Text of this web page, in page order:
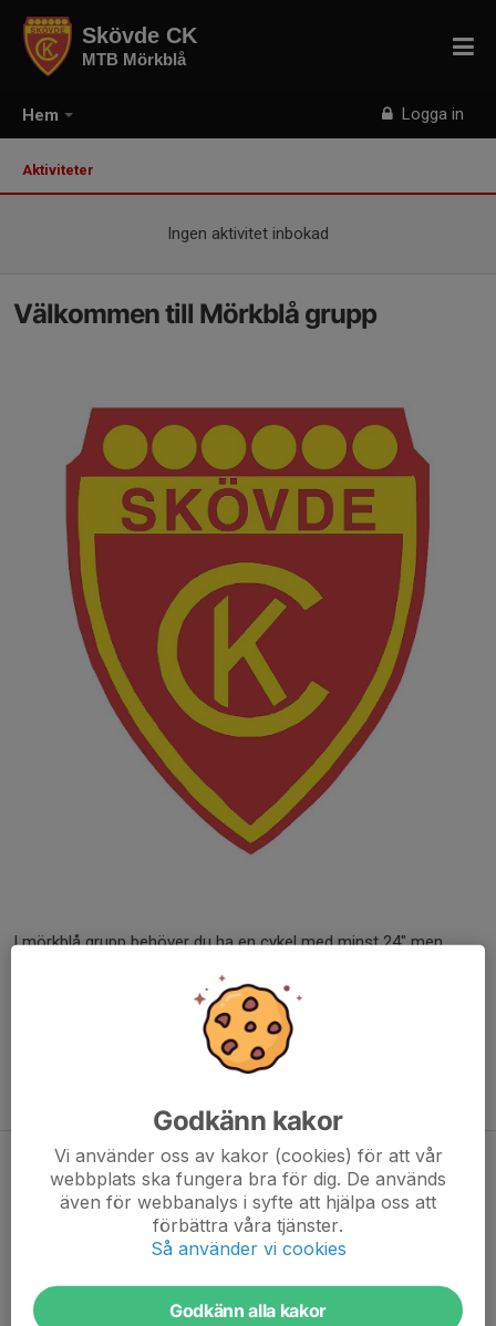
Hem Logga in
Skövde CK
MTB Mörkblå
Aktiviteter
Ingen aktivitet inbokad
Välkommen till Mörkblå grupp
I mörkblå grupp behöver du ha en cykel med minst 24" men
förutsättningar. Vi har fokus på att under lekfulla former lära
oss växling, bromsteknik och teknikövningar för att bli en mer
säker MTB-cyklist. I mörkblå grupp börjar vi göra längre turer på
stigarna rumt Billingens fritidsområde.
Nya ledare
11 aug 2024
1 kommentar
Nu är det dags att starta upp höstsäsongen och på tisdag kör vi!
Godkänn kakor
Vi använder oss av kakor (cookies) för att vår
webbplats ska fungera bra för dig. De används
även för webbanalys i syfte att hjälpa oss att
förbättra våra tjänster.
Så använder vi cookies
Godkänn alla kakor